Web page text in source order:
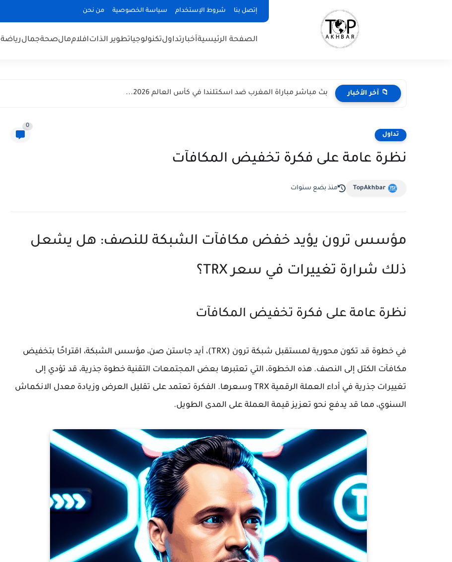
إتصل بنا شروط الإستخدام سياسة الخصوصية من نحن
الصفحة الرئيسيةأخبارتداولتكنولوجياتطوير الذاتافلاممالصحةجمالرياضة
📁 آخر الأخبار بث مباشر مباراة المغرب ضد اسكتلندا في كأس العالم 2026...
تداول
0
نظرة عامة على فكرة تخفيض المكافآت
TopAkhbar منذ بضع سنوات
مؤسس ترون يؤيد خفض مكافآت الشبكة للنصف: هل يشعل
ذلك شرارة تغييرات في سعر TRX؟
نظرة عامة على فكرة تخفيض المكافآت
في خطوة قد تكون محورية لمستقبل شبكة ترون (TRX)، أيد جاستن صن، مؤسس الشبكة، اقتراحًا بتخفيض
مكافآت الكتل إلى النصف. هذه الخطوة، التي تعتبرها بعض المجتمعات التقنية خطوة جذرية، قد تؤدي إلى
تغييرات جذرية في أداء العملة الرقمية TRX وسعرها. الفكرة تعتمد على تقليل العرض وزيادة معدل الانكماش
السنوي، مما قد يدفع نحو تعزيز قيمة العملة على المدى الطويل.